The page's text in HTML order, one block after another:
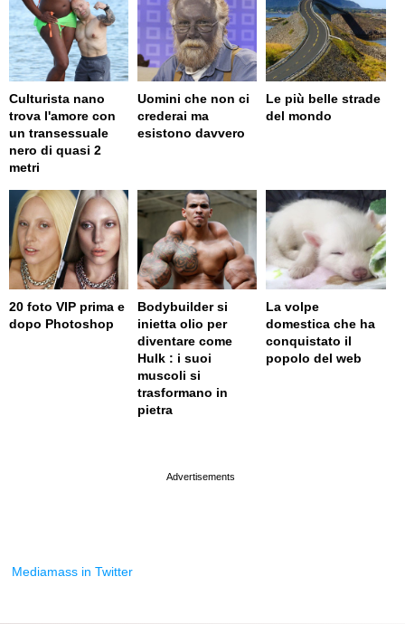
Culturista nano
trova l'amore con
un transessuale
nero di quasi 2
metri
Uomini che non ci
crederai ma
esistono davvero
Le più belle strade
del mondo
20 foto VIP prima e
dopo Photoshop
Bodybuilder si
inietta olio per
diventare come
Hulk : i suoi
muscoli si
trasformano in
pietra
La volpe
domestica che ha
conquistato il
popolo del web
Mediamass in Twitter